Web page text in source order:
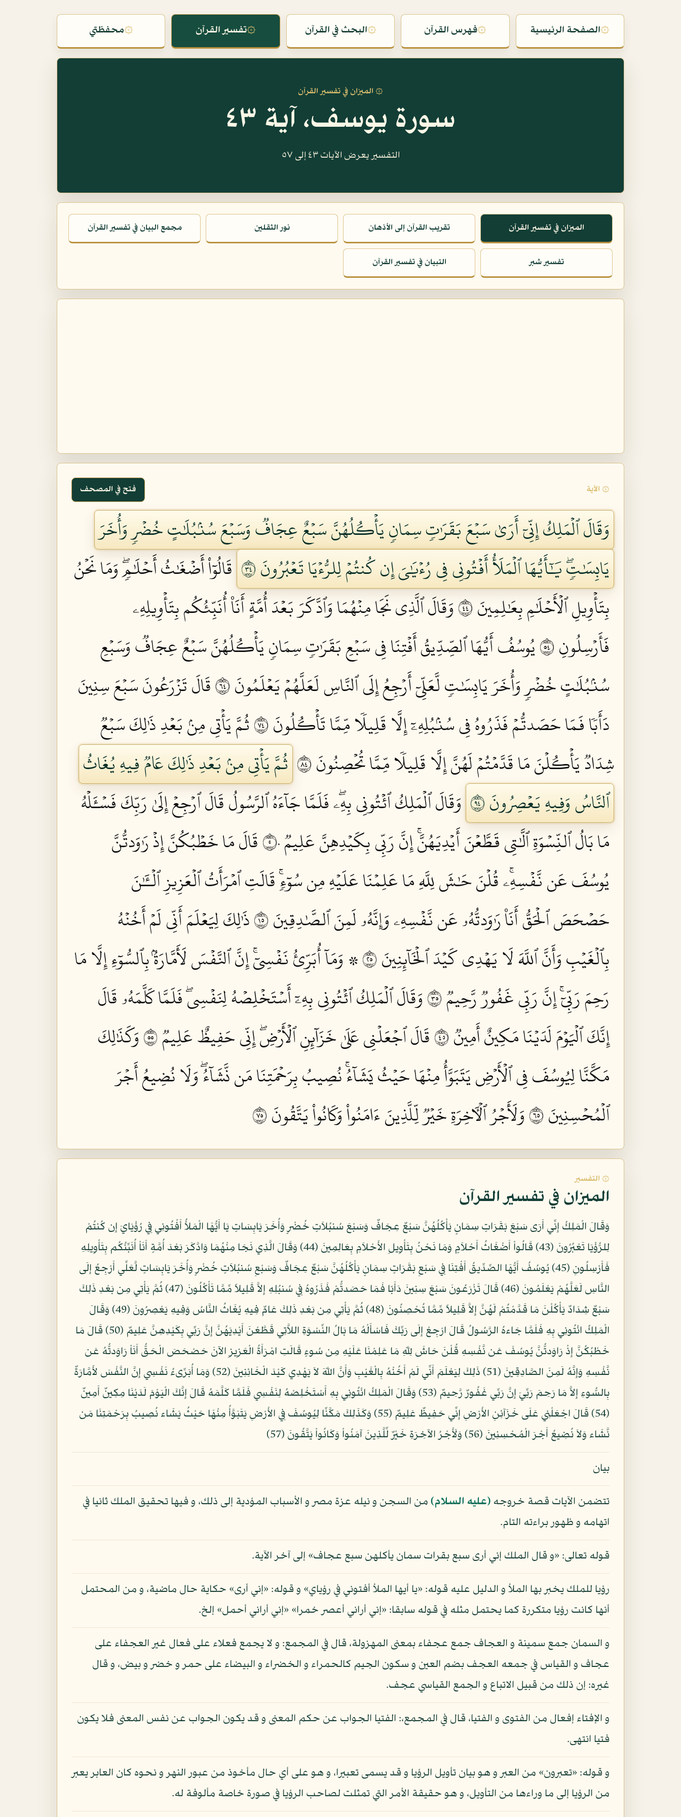
۞الصفحة الرئيسية ۞فهرس القرآن ۞البحث في القرآن ۞تفسير القرآن ۞محفظتي
۞ الميزان في تفسير القرآن
سورة يوسف، آية ٤٣
التفسير يعرض الآيات ٤٣ إلى ٥٧
الميزان في تفسير القرآن تقريب القرآن إلى الأذهان نور الثقلين مجمع البيان في تفسير القرآن
تفسير شبر التبيان في تفسير القرآن
۞ الآية فتح في المصحف
وَقَالَ ٱلۡمَلِكُ إِنِّيٓ أَرَىٰ سَبۡعَ بَقَرَٰتٖ سِمَانٖ يَأۡكُلُهُنَّ سَبۡعٌ عِجَافٞ وَسَبۡعَ سُنۢبُلَٰتٍ خُضۡرٖ وَأُخَرَ
يَابِسَٰتٖۖ يَٰٓأَيُّهَا ٱلۡمَلَأُ أَفۡتُونِي فِي رُءۡيَٰيَ إِن كُنتُمۡ لِلرُّءۡيَا تَعۡبُرُونَ ٤٣
قَالُوٓاْ أَضۡغَٰثُ أَحۡلَٰمٖۖ وَمَا نَحۡنُ
بِتَأۡوِيلِ ٱلۡأَحۡلَٰمِ بِعَٰلِمِينَ ٤٤
وَقَالَ ٱلَّذِي نَجَا مِنۡهُمَا وَٱدَّكَرَ بَعۡدَ أُمَّةٍ أَنَا۠ أُنَبِّئُكُم بِتَأۡوِيلِهِۦ
فَأَرۡسِلُونِ ٤٥
يُوسُفُ أَيُّهَا ٱلصِّدِّيقُ أَفۡتِنَا فِي سَبۡعِ بَقَرَٰتٖ سِمَانٖ يَأۡكُلُهُنَّ سَبۡعٌ عِجَافٞ وَسَبۡعِ
سُنۢبُلَٰتٍ خُضۡرٖ وَأُخَرَ يَابِسَٰتٖ لَّعَلِّيٓ أَرۡجِعُ إِلَى ٱلنَّاسِ لَعَلَّهُمۡ يَعۡلَمُونَ ٤٦
قَالَ تَزۡرَعُونَ سَبۡعَ سِنِينَ
دَأَبٗا فَمَا حَصَدتُّمۡ فَذَرُوهُ فِي سُنۢبُلِهِۦٓ إِلَّا قَلِيلٗا مِّمَّا تَأۡكُلُونَ ٤٧
ثُمَّ يَأۡتِي مِنۢ بَعۡدِ ذَٰلِكَ سَبۡعٞ
شِدَادٞ يَأۡكُلۡنَ مَا قَدَّمۡتُمۡ لَهُنَّ إِلَّا قَلِيلٗا مِّمَّا تُحۡصِنُونَ ٤٨
ثُمَّ يَأۡتِي مِنۢ بَعۡدِ ذَٰلِكَ عَامٞ فِيهِ يُغَاثُ
ٱلنَّاسُ وَفِيهِ يَعۡصِرُونَ ٤٩
وَقَالَ ٱلۡمَلِكُ ٱئۡتُونِي بِهِۦۖ فَلَمَّا جَآءَهُ ٱلرَّسُولُ قَالَ ٱرۡجِعۡ إِلَىٰ رَبِّكَ فَسۡـَٔلۡهُ
مَا بَالُ ٱلنِّسۡوَةِ ٱلَّٰتِي قَطَّعۡنَ أَيۡدِيَهُنَّۚ إِنَّ رَبِّي بِكَيۡدِهِنَّ عَلِيمٞ ٥٠
قَالَ مَا خَطۡبُكُنَّ إِذۡ رَٰوَدتُّنَّ
يُوسُفَ عَن نَّفۡسِهِۦۚ قُلۡنَ حَٰشَ لِلَّهِ مَا عَلِمۡنَا عَلَيۡهِ مِن سُوٓءٖۚ قَالَتِ ٱمۡرَأَتُ ٱلۡعَزِيزِ ٱلۡـَٰٔنَ
حَصۡحَصَ ٱلۡحَقُّ أَنَا۠ رَٰوَدتُّهُۥ عَن نَّفۡسِهِۦ وَإِنَّهُۥ لَمِنَ ٱلصَّٰدِقِينَ ٥١
ذَٰلِكَ لِيَعۡلَمَ أَنِّي لَمۡ أَخُنۡهُ
بِٱلۡغَيۡبِ وَأَنَّ ٱللَّهَ لَا يَهۡدِي كَيۡدَ ٱلۡخَآئِنِينَ ٥٢
۞ وَمَآ أُبَرِّئُ نَفۡسِيٓۚ إِنَّ ٱلنَّفۡسَ لَأَمَّارَةُۢ بِٱلسُّوٓءِ إِلَّا مَا
رَحِمَ رَبِّيٓۚ إِنَّ رَبِّي غَفُورٞ رَّحِيمٞ ٥٣
وَقَالَ ٱلۡمَلِكُ ٱئۡتُونِي بِهِۦٓ أَسۡتَخۡلِصۡهُ لِنَفۡسِيۖ فَلَمَّا كَلَّمَهُۥ قَالَ
إِنَّكَ ٱلۡيَوۡمَ لَدَيۡنَا مَكِينٌ أَمِينٞ ٥٤
قَالَ ٱجۡعَلۡنِي عَلَىٰ خَزَآئِنِ ٱلۡأَرۡضِۖ إِنِّي حَفِيظٌ عَلِيمٞ ٥٥
وَكَذَٰلِكَ
مَكَّنَّا لِيُوسُفَ فِي ٱلۡأَرۡضِ يَتَبَوَّأُ مِنۡهَا حَيۡثُ يَشَآءُۚ نُصِيبُ بِرَحۡمَتِنَا مَن نَّشَآءُۖ وَلَا نُضِيعُ أَجۡرَ
ٱلۡمُحۡسِنِينَ ٥٦
وَلَأَجۡرُ ٱلۡأٓخِرَةِ خَيۡرٞ لِّلَّذِينَ ءَامَنُواْ وَكَانُواْ يَتَّقُونَ ٥٧
۞ التفسير
الميزان في تفسير القرآن
وَقَالَ الْمَلِكُ إِنِّي أَرَى سَبْعَ بَقَرَاتٍ سِمَانٍ يَأْكُلُهُنَّ سَبْعٌ عِجَافٌ وَسَبْعَ سُنبُلاَتٍ خُضْرٍ وَأُخَرَ يَابِسَاتٍ يَا أَيُّهَا الْمَلأُ أَفْتُونِي فِي رُؤْيَايَ إِن كُنتُمْ
لِلرُّؤْيَا تَعْبُرُونَ (43) قَالُواْ أَضْغَاثُ أَحْلاَمٍ وَمَا نَحْنُ بِتَأْوِيلِ الأَحْلاَمِ بِعَالِمِينَ (44) وَقَالَ الَّذِي نَجَا مِنْهُمَا وَادَّكَرَ بَعْدَ أُمَّةٍ أَنَاْ أُنَبِّئُكُم بِتَأْوِيلِهِ
فَأَرْسِلُونِ (45) يُوسُفُ أَيُّهَا الصِّدِّيقُ أَفْتِنَا فِي سَبْعِ بَقَرَاتٍ سِمَانٍ يَأْكُلُهُنَّ سَبْعٌ عِجَافٌ وَسَبْعِ سُنبُلاَتٍ خُضْرٍ وَأُخَرَ يَابِسَاتٍ لَّعَلِّي أَرْجِعُ إِلَى
النَّاسِ لَعَلَّهُمْ يَعْلَمُونَ (46) قَالَ تَزْرَعُونَ سَبْعَ سِنِينَ دَأَبًا فَمَا حَصَدتُّمْ فَذَرُوهُ فِي سُنبُلِهِ إِلاَّ قَلِيلاً مِّمَّا تَأْكُلُونَ (47) ثُمَّ يَأْتِي مِن بَعْدِ ذَلِكَ
سَبْعٌ شِدَادٌ يَأْكُلْنَ مَا قَدَّمْتُمْ لَهُنَّ إِلاَّ قَلِيلاً مِّمَّا تُحْصِنُونَ (48) ثُمَّ يَأْتِي مِن بَعْدِ ذَلِكَ عَامٌ فِيهِ يُغَاثُ النَّاسُ وَفِيهِ يَعْصِرُونَ (49) وَقَالَ
الْمَلِكُ ائْتُونِي بِهِ فَلَمَّا جَاءهُ الرَّسُولُ قَالَ ارْجِعْ إِلَى رَبِّكَ فَاسْأَلْهُ مَا بَالُ النِّسْوَةِ اللاَّتِي قَطَّعْنَ أَيْدِيَهُنَّ إِنَّ رَبِّي بِكَيْدِهِنَّ عَلِيمٌ (50) قَالَ مَا
خَطْبُكُنَّ إِذْ رَاوَدتُّنَّ يُوسُفَ عَن نَّفْسِهِ قُلْنَ حَاشَ لِلّهِ مَا عَلِمْنَا عَلَيْهِ مِن سُوءٍ قَالَتِ امْرَأَةُ الْعَزِيزِ الآنَ حَصْحَصَ الْحَقُّ أَنَاْ رَاوَدتُّهُ عَن
نَّفْسِهِ وَإِنَّهُ لَمِنَ الصَّادِقِينَ (51) ذَلِكَ لِيَعْلَمَ أَنِّي لَمْ أَخُنْهُ بِالْغَيْبِ وَأَنَّ اللّهَ لاَ يَهْدِي كَيْدَ الْخَائِنِينَ (52) وَمَا أُبَرِّىءُ نَفْسِي إِنَّ النَّفْسَ لأَمَّارَةٌ
بِالسُّوءِ إِلاَّ مَا رَحِمَ رَبِّيَ إِنَّ رَبِّي غَفُورٌ رَّحِيمٌ (53) وَقَالَ الْمَلِكُ ائْتُونِي بِهِ أَسْتَخْلِصْهُ لِنَفْسِي فَلَمَّا كَلَّمَهُ قَالَ إِنَّكَ الْيَوْمَ لَدَيْنَا مِكِينٌ أَمِينٌ
(54) قَالَ اجْعَلْنِي عَلَى خَزَآئِنِ الأَرْضِ إِنِّي حَفِيظٌ عَلِيمٌ (55) وَكَذَلِكَ مَكَّنِّا لِيُوسُفَ فِي الأَرْضِ يَتَبَوَّأُ مِنْهَا حَيْثُ يَشَاء نُصِيبُ بِرَحْمَتِنَا مَن
نَّشَاء وَلاَ نُضِيعُ أَجْرَ الْمُحْسِنِينَ (56) وَلَأَجْرُ الآخِرَةِ خَيْرٌ لِّلَّذِينَ آمَنُواْ وَكَانُواْ يَتَّقُونَ (57)
بيان
تتضمن الآيات قصة خروجه (عليه السلام) من السجن و نيله عزة مصر و الأسباب المؤدية إلى ذلك، و فيها تحقيق الملك ثانيا في
اتهامه و ظهور براءته التام.
قوله تعالى: «و قال الملك إني أرى سبع بقرات سمان يأكلهن سبع عجاف» إلى آخر الآية.
رؤيا للملك يخبر بها الملأ و الدليل عليه قوله: «يا أيها الملأ أفتوني في رؤياي» و قوله: «إني أرى» حكاية حال ماضية، و من المحتمل
أنها كانت رؤيا متكررة كما يحتمل مثله في قوله سابقا: «إني أراني أعصر خمرا» «إني أراني أحمل» إلخ.
و السمان جمع سمينة و العجاف جمع عجفاء بمعنى المهزولة، قال في المجمع: و لا يجمع فعلاء على فعال غير العجفاء على
عجاف و القياس في جمعه العجف بضم العين و سكون الجيم كالحمراء و الخضراء و البيضاء على حمر و خضر و بيض، و قال
غيره: إن ذلك من قبيل الاتباع و الجمع القياسي عجف.
و الإفتاء إفعال من الفتوى و الفتيا، قال في المجمع،: الفتيا الجواب عن حكم المعنى و قد يكون الجواب عن نفس المعنى فلا يكون
فتيا انتهى.
و قوله: «تعبرون» من العبر و هو بيان تأويل الرؤيا و قد يسمى تعبيرا، و هو على أي حال مأخوذ من عبور النهر و نحوه كان العابر يعبر
من الرؤيا إلى ما وراءها من التأويل، و هو حقيقة الأمر التي تمثلت لصاحب الرؤيا في صورة خاصة مألوفة له.